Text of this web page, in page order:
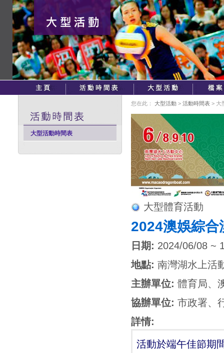
大型活動時間表
您在此： 大型活動 > 活動時間表 > 大
大型體育活動
2024澳娛綜合
日期: 2024/06/08 ~
地點: 南灣湖水上活
主辦單位: 體育局、
協辦單位: 市政署、
詳情:
活動於端午佳節期